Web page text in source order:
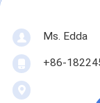
Ms. Edda
+86-